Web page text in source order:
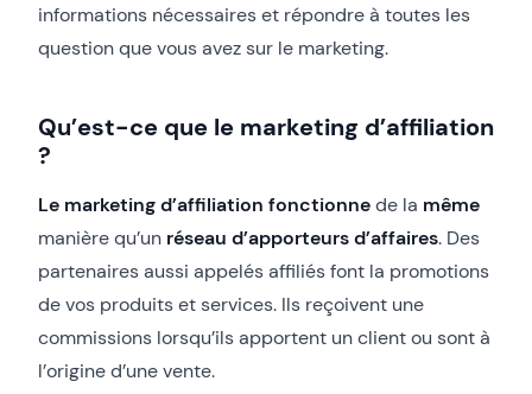
informations nécessaires et répondre à toutes les
question que vous avez sur le marketing.
Qu’est-ce que le marketing d’affiliation
?
Le marketing d’affiliation fonctionnede la même
manière qu’un réseau d’apporteurs d’affaires. Des
partenaires aussi appelés affiliés font la promotions
de vos produits et services. Ils reçoivent une
commissions lorsqu’ils apportent un client ou sont à
l’origine d’une vente.